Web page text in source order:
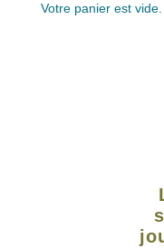
Votre panier est vide.